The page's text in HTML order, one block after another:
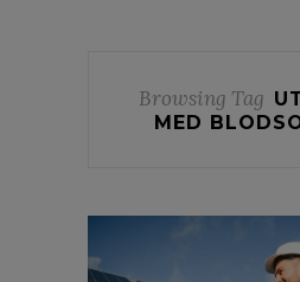
Browsing Tag
MED